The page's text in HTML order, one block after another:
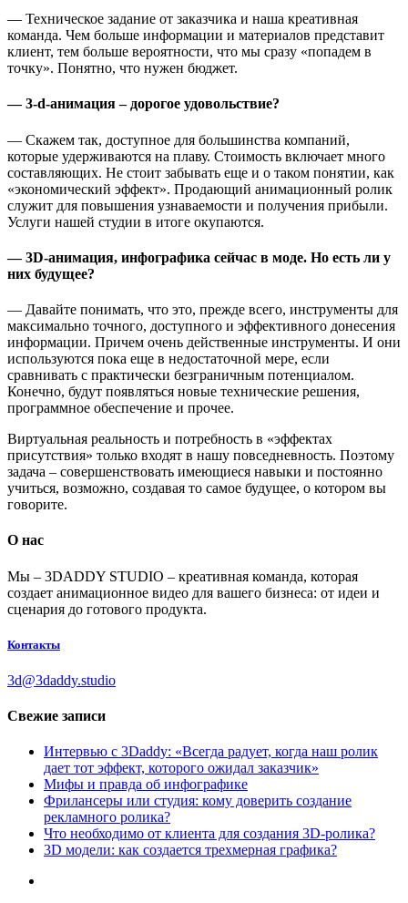
— Техническое задание от заказчика и наша креативная
команда. Чем больше информации и материалов представит
клиент, тем больше вероятности, что мы сразу «попадем в
точку». Понятно, что нужен бюджет.
— 3-d-анимация – дорогое удовольствие?
— Скажем так, доступное для большинства компаний,
которые удерживаются на плаву. Стоимость включает много
составляющих. Не стоит забывать еще и о таком понятии, как
«экономический эффект». Продающий анимационный ролик
служит для повышения узнаваемости и получения прибыли.
Услуги нашей студии в итоге окупаются.
— 3D-анимация, инфографика сейчас в моде. Но есть ли у
них будущее?
— Давайте понимать, что это, прежде всего, инструменты для
максимально точного, доступного и эффективного донесения
информации. Причем очень действенные инструменты. И они
используются пока еще в недостаточной мере, если
сравнивать с практически безграничным потенциалом.
Конечно, будут появляться новые технические решения,
программное обеспечение и прочее.
Виртуальная реальность и потребность в «эффектах
присутствия» только входят в нашу повседневность. Поэтому
задача – совершенствовать имеющиеся навыки и постоянно
учиться, возможно, создавая то самое будущее, о котором вы
говорите.
О нас
Мы – 3DADDY STUDIO – креативная команда, которая
создает анимационное видео для вашего бизнеса: от идеи и
сценария до готового продукта.
Контакты
3d@3daddy.studio
Свежие записи
Интервью с 3Daddy: «Всегда радует, когда наш ролик
дает тот эффект, которого ожидал заказчик»
Мифы и правда об инфографике
Фрилансеры или студия: кому доверить создание
рекламного ролика?
Что необходимо от клиента для создания 3D-ролика?
3D модели: как создается трехмерная графика?